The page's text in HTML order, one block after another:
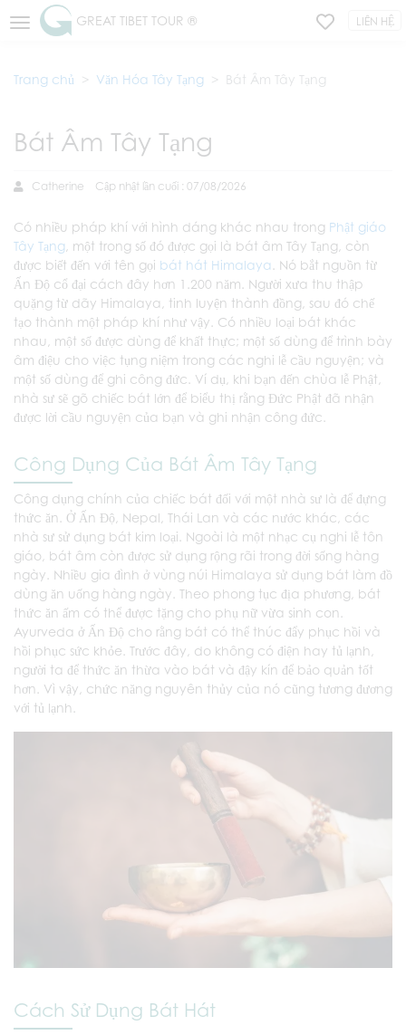
GREAT TIBET TOUR ® LIÊN HỆ
Trang chủ Văn Hóa Tây Tạng Bát Âm Tây Tạng
Bát Âm Tây Tạng
Catherine Cập nhật lần cuối : 07/08/2026
Có nhiều pháp khí với hình dáng khác nhau trong Phật giáo
Tây Tạng, một trong số đó được gọi là bát âm Tây Tạng, còn
được biết đến với tên gọi bát hát Himalaya . Nó bắt nguồn từ
Ấn Độ cổ đại cách đây hơn 1.200 năm. Người xưa thu thập
quặng từ dãy Himalaya, tinh luyện thành đồng, sau đó chế
tạo thành một pháp khí như vậy. Có nhiều loại bát khác
nhau, một số được dùng để khất thực; một số dùng để trình bày
âm điệu cho việc tụng niệm trong các nghi lễ cầu nguyện; và
một số dùng để ghi công đức. Ví dụ, khi bạn đến chùa lễ Phật,
nhà sư sẽ gõ chiếc bát lớn để biểu thị rằng Đức Phật đã nhận
được lời cầu nguyện của bạn và ghi nhận công đức.
Công Dụng Của Bát Âm Tây Tạng
Công dụng chính của chiếc bát đối với một nhà sư là để đựng
thức ăn. Ở Ấn Độ, Nepal, Thái Lan và các nước khác, các
nhà sư sử dụng bát kim loại. Ngoài là một nhạc cụ nghi lễ tôn
giáo, bát âm còn được sử dụng rộng rãi trong đời sống hàng
ngày. Nhiều gia đình ở vùng núi Himalaya sử dụng bát làm đồ
dùng ăn uống hàng ngày. Theo phong tục địa phương, bát
thức ăn ấm có thể được tặng cho phụ nữ vừa sinh con.
Ayurveda ở Ấn Độ cho rằng bát có thể thúc đẩy phục hồi và
hồi phục sức khỏe. Trước đây, do không có điện hay tủ lạnh,
người ta để thức ăn thừa vào bát và đậy kín để bảo quản tốt
hơn. Vì vậy, chức năng nguyên thủy của nó cũng tương đương
với tủ lạnh.
Cách Sử Dụng Bát Hát